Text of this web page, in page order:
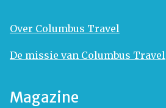
Over Columbus Travel
De missie van Columbus Travel
Magazine